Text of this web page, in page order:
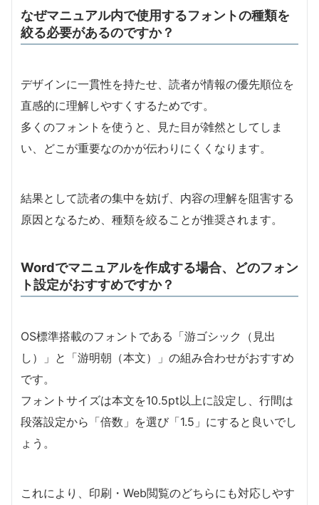
なぜマニュアル内で使用するフォントの種類を
絞る必要があるのですか？
デザインに一貫性を持たせ、読者が情報の優先順位を
直感的に理解しやすくするためです。
多くのフォントを使うと、見た目が雑然としてしま
い、どこが重要なのかが伝わりにくくなります。
結果として読者の集中を妨げ、内容の理解を阻害する
原因となるため、種類を絞ることが推奨されます。
Wordでマニュアルを作成する場合、どのフォン
ト設定がおすすめですか？
OS標準搭載のフォントである「游ゴシック（見出
し）」と「游明朝（本文）」の組み合わせがおすすめ
です。
フォントサイズは本文を10.5pt以上に設定し、行間は
段落設定から「倍数」を選び「1.5」にすると良いでし
ょう。
これにより、印刷・Web閲覧のどちらにも対応しやす